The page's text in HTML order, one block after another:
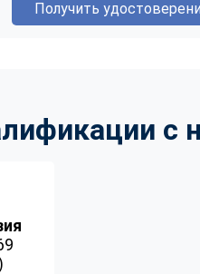
Получить
с